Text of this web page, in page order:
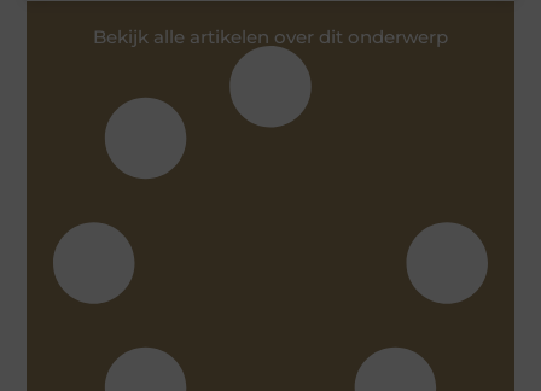
Bekijk alle artikelen over dit onderwerp